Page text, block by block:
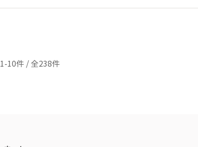
1-10件 / 全238件